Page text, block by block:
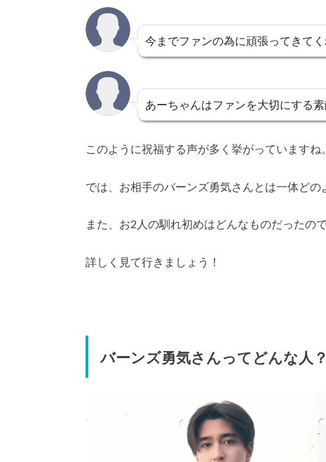
今までファンの為に頑張ってきて
あーちゃんはファンを大切にする
このように祝福する声が多く挙がっていますね。
では、お相手のバーンズ勇気さんとは一体どの
また、お2人の馴れ初めはどんなものだったの
詳しく見て行きましょう！
バーンズ勇気さんってどんな人？